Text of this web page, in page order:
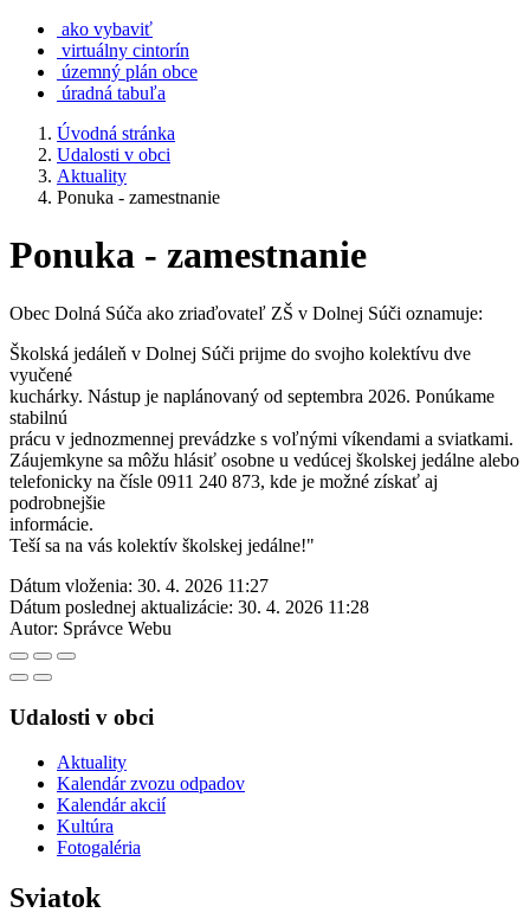
ako vybaviť
virtuálny cintorín
územný plán obce
úradná tabuľa
Úvodná stránka
Udalosti v obci
Aktuality
Ponuka - zamestnanie
Ponuka - zamestnanie
Obec Dolná Súča ako zriaďovateľ ZŠ v Dolnej Súči oznamuje:
Školská jedáleň v Dolnej Súči prijme do svojho kolektívu dve
vyučené
kuchárky. Nástup je naplánovaný od septembra 2026. Ponúkame
stabilnú
prácu v jednozmennej prevádzke s voľnými víkendami a sviatkami.
Záujemkyne sa môžu hlásiť osobne u vedúcej školskej jedálne alebo
telefonicky na čísle 0911 240 873, kde je možné získať aj
podrobnejšie
informácie.
Teší sa na vás kolektív školskej jedálne!"
Dátum vloženia: 30. 4. 2026 11:27
Dátum poslednej aktualizácie: 30. 4. 2026 11:28
Autor: Správce Webu
Udalosti v obci
Aktuality
Kalendár zvozu odpadov
Kalendár akcií
Kultúra
Fotogaléria
Sviatok